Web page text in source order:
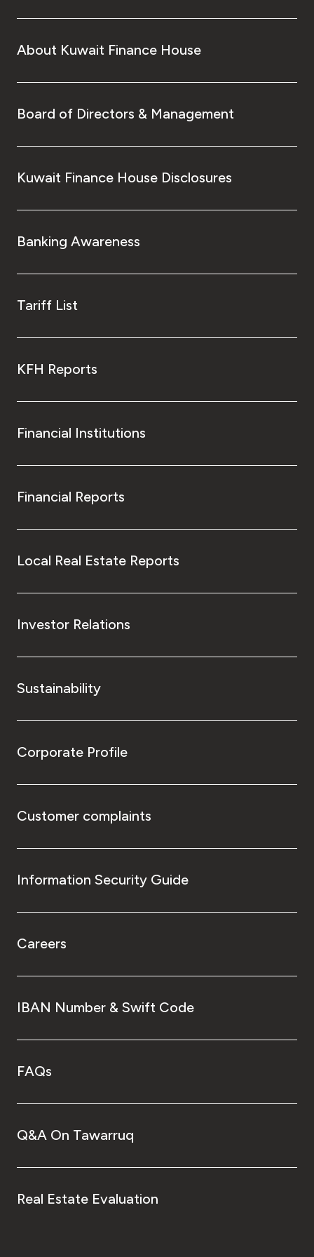
About Kuwait Finance House
Board of Directors & Management
Kuwait Finance House Disclosures
Banking Awareness
Tariff List
KFH Reports
Financial Institutions
Financial Reports
Local Real Estate Reports
Investor Relations
Sustainability
Corporate Profile
Customer complaints
Information Security Guide
Careers
IBAN Number & Swift Code
FAQs
Q&A On Tawarruq
Real Estate Evaluation